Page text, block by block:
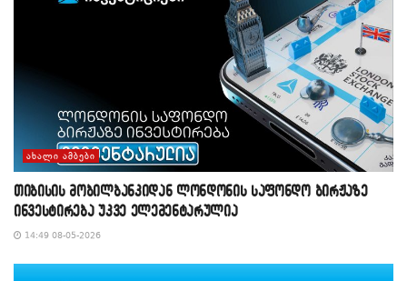
ᲐᲮᲐᲚᲘ ᲐᲛᲑᲔᲑᲘ
თიბისის მობილბანკიდან ლონდონის საფონდო ბირჟაზე
ინვესტირება უკვე ელემენტარულია
14:49 08-05-2026